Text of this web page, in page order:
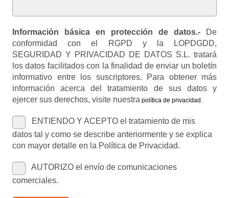
Información básica en protección de datos.- De
conformidad con el RGPD y la LOPDGDD,
SEGURIDAD Y PRIVACIDAD DE DATOS S.L. tratará
los datos facilitados con la finalidad de enviar un boletín
informativo entre los suscriptores. Para obtener más
información acerca del tratamiento de sus datos y
ejercer sus derechos, visite nuestra política de privacidad.
ENTIENDO Y ACEPTO el tratamiento de mis
datos tal y como se describe anteriormente y se explica
con mayor detalle en la Política de Privacidad.
AUTORIZO el envío de comunicaciones
comerciales.